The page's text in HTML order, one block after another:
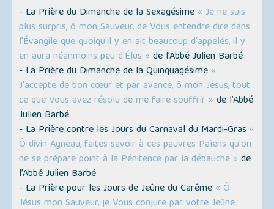
- La Prière du Dimanche de la Sexagésime « Je ne suis
plus surpris, ô mon Sauveur, de Vous entendre dire dans
l'Évangile que quoiqu'il y en ait beaucoup d'appelés, il y
en aura néanmoins peu d'Élus » de l’Abbé Julien Barbé
- La Prière du Dimanche de la Quinquagésime «
J'accepte de bon cœur et par avance, ô mon Jésus, tout
ce que Vous avez résolu de me faire souffrir » de l’Abbé
Julien Barbé
- La Prière contre les Jours du Carnaval du Mardi-Gras «
Ô divin Agneau, faites savoir à ces pauvres Païens qu'on
ne se prépare point à la Pénitence par la débauche » de
l’Abbé Julien Barbé
- La Prière pour les Jours de Jeûne du Carême « Ô
Jésus mon Sauveur, je Vous conjure par votre Jeûne